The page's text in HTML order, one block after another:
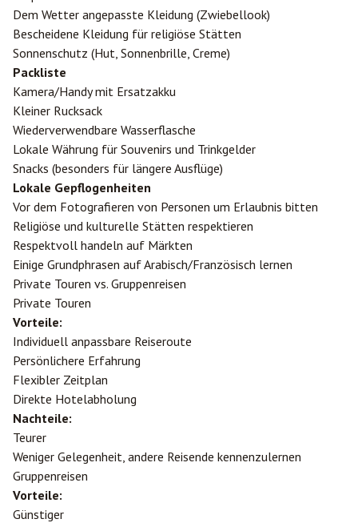
Dem Wetter angepasste Kleidung (Zwiebellook)
Bescheidene Kleidung für religiöse Stätten
Sonnenschutz (Hut, Sonnenbrille, Creme)
Packliste
Kamera/Handy mit Ersatzakku
Kleiner Rucksack
Wiederverwendbare Wasserflasche
Lokale Währung für Souvenirs und Trinkgelder
Snacks (besonders für längere Ausflüge)
Lokale Gepflogenheiten
Vor dem Fotografieren von Personen um Erlaubnis bitten
Religiöse und kulturelle Stätten respektieren
Respektvoll handeln auf Märkten
Einige Grundphrasen auf Arabisch/Französisch lernen
Private Touren vs. Gruppenreisen
Private Touren
Vorteile:
Individuell anpassbare Reiseroute
Persönlichere Erfahrung
Flexibler Zeitplan
Direkte Hotelabholung
Nachteile:
Teurer
Weniger Gelegenheit, andere Reisende kennenzulernen
Gruppenreisen
Vorteile:
Günstiger